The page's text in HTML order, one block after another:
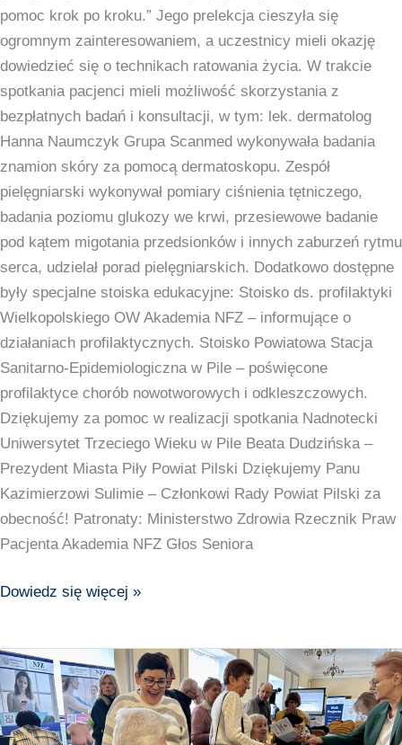
pomoc krok po kroku.” Jego prelekcja cieszyła się
ogromnym zainteresowaniem, a uczestnicy mieli okazję
dowiedzieć się o technikach ratowania życia. W trakcie
spotkania pacjenci mieli możliwość skorzystania z
bezpłatnych badań i konsultacji, w tym: lek. dermatolog
Hanna Naumczyk Grupa Scanmed wykonywała badania
znamion skóry za pomocą dermatoskopu. Zespół
pielęgniarski wykonywał pomiary ciśnienia tętniczego,
badania poziomu glukozy we krwi, przesiewowe badanie
pod kątem migotania przedsionków i innych zaburzeń rytmu
serca, udzielał porad pielęgniarskich. Dodatkowo dostępne
były specjalne stoiska edukacyjne: Stoisko ds. profilaktyki
Wielkopolskiego OW Akademia NFZ – informujące o
działaniach profilaktycznych. Stoisko Powiatowa Stacja
Sanitarno-Epidemiologiczna w Pile – poświęcone
profilaktyce chorób nowotworowych i odkleszczowych.
Dziękujemy za pomoc w realizacji spotkania Nadnotecki
Uniwersytet Trzeciego Wieku w Pile Beata Dudzińska –
Prezydent Miasta Piły Powiat Pilski Dziękujemy Panu
Kazimierzowi Sulimie – Członkowi Rady Powiat Pilski za
obecność! Patronaty: Ministerstwo Zdrowia Rzecznik Praw
Pacjenta Akademia NFZ Głos Seniora
Dowiedz się więcej »
Klub
Pacjenta
w
Miasto